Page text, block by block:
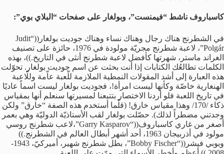
كاسباروف ناشط “فيمنست”، وبولغار على صفحات “البلاي بوي”:
في الشطرنج هناك رجال وهناك نساء وهناك جوديت بولغار((“Judit
Polgár”، لاعبة شطرنج مجريّة مولودة في 1976، حائزة على تصنيف
الغراند ماستر، شهرتها كأفضل لاعبة شطرنج أنثى في التاريخ.))، بهذه
الكلمات تطالعُك الكتابات إذا أنت بحثت عن اسم جوديت بولغار. تحوّلت
هذه العبارة إلى أشد المقولات النمطية الملازمة للّعبة عاّمة وللّاعبة
الهنغارية خاصّة وكأنها ليست امرأة!، فجوديت بولغار ليست اسماً عاديًا
في تاريخ اللعبة فلو أردنا الاختصار بتتبعنا لمسيرتها سنعلم أنها بمقياس
ذكاء /170/ وهذا مقياس خارق! (قلّما أستخدم هذه الصفة “خارق” ولكن
وجدتني مضطراً لذلك). حصّلت بولغار لقب الأستاذيّة الدوليّة وهي بعمر
أصغر من غاري كاسباروف((“Garry Kasparov”،لاعب شطرنج روسي
مولود في أذربيجان 1963، أحد أشهر أبطال العالم في الشطرنج.))
وبوبي فيشر((“Bobby Fischer”، بطل شطرنج شهير، أميركيّ، 1943-